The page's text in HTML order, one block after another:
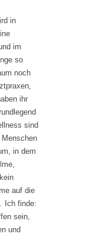
in
im
so
noch
ihr
sind
in dem
auf die
Ich finde:
sein,
und